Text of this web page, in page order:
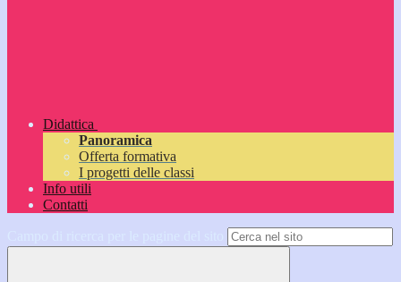
Didattica
Panoramica
Offerta formativa
I progetti delle classi
Info utili
Contatti